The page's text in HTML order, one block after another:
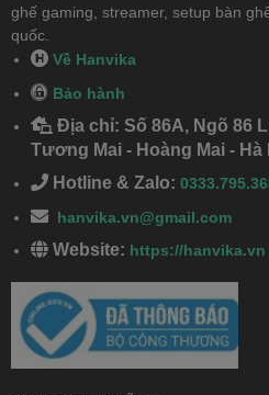
ghế gaming, streamer, setup bàn
quốc.
Về Hanvika
Bảo hành
Địa chỉ: Số 86A, Ngõ 86
Tương Mai - Hoàng Mai - Hà
Hotline & Zalo:
hanvika.vn@gmail.com
Website: https://hanvika.vn